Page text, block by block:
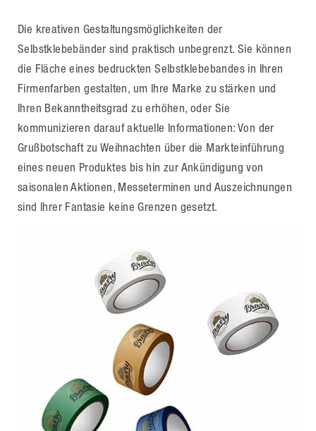
Die kreativen Gestaltungsmöglichkeiten der
Selbstklebebänder sind praktisch unbegrenzt. Sie können
die Fläche eines bedruckten Selbstklebebandes in Ihren
Firmenfarben gestalten, um Ihre Marke zu stärken und
Ihren Bekanntheitsgrad zu erhöhen, oder Sie
kommunizieren darauf aktuelle Informationen: Von der
Grußbotschaft zu Weihnachten über die Markteinführung
eines neuen Produktes bis hin zur Ankündigung von
saisonalen Aktionen, Messeterminen und Auszeichnungen
sind Ihrer Fantasie keine Grenzen gesetzt.